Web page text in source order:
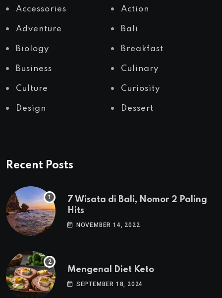
Accessories Action
Adventure Bali
Biology Breakfast
Business Culinary
Culture Curiosity
Design Dessert
Recent Posts
7 Wisata di Bali, Nomor 2 Paling
Hits
NOVEMBER 14, 2022
Mengenal Diet Keto
SEPTEMBER 18, 2024